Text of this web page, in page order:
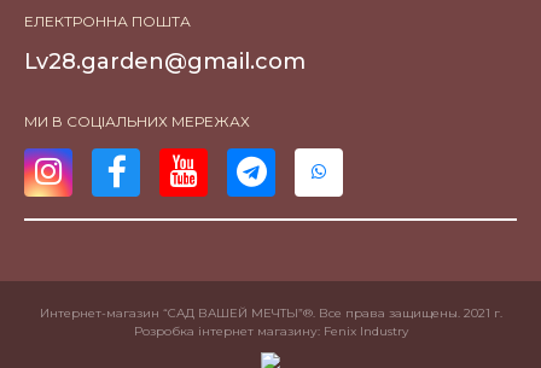
ЕЛЕКТРОННА ПОШТА
Lv28.garden@gmail.com
МИ В СОЦІАЛЬНИХ МЕРЕЖАХ
Интернет-магазин “САД ВАШЕЙ МЕЧТЫ”®. Все права защищены. 2021 г.
Розробка інтернет магазину: Fenix Industry